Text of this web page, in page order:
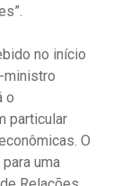
no início
ministro
o
particular
O
uma